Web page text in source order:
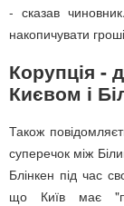
- сказав
накопичувати
Корупція -
Києвом і
Також
суперечок між
Блінкен під час
що Київ має